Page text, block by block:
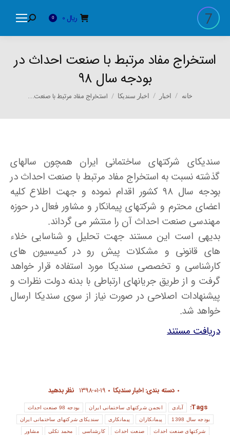
ریال 0
Search:
استخراج مفاد مرتبط با صنعت احداث در
بودجه سال ۹۸
You are here:
خانه اخبار اخبار سندیکا استخراج مفاد مرتبط با صنعت…
سندیکای شرکتهای ساختمانی ایران همچون سالهای
گذشته نسبت به استخراج مفاد مرتبط با صنعت احداث در
بودجه سال ۹۸ کشور اقدام نموده و جهت اطلاع کلیه
اعضای محترم و شرکتهای پیمانکار و مشاور فعال در حوزه
مهندسی صنعت احداث آن را منتشر می گرداند.
بدیهی است این مستند جهت تحلیل و شناسایی خلاء
های قانونی و مشکلات پیش رو در کمیسیون های
کارشناسی و تخصصی سندیکا مورد استفاده قرار خواهد
گرفت و از طریق جریانهای ارتباطی با بدنه دولت نظرات و
پیشنهادات اصلاحی در صورت نیاز از سوی سندیکا ارسال
خواهد شد.
دریافت مستند
دسته بندی:اخبار سندیکا ۱۳۹۸-۰۱-۱۹ نظر بدهید
Tags:
آبادی انجمن شرکتهای ساختمانی ایران بودجه 98 صنعت احداث
بودجه سال 1398 پیمانکاران پیمانکاری سندیکای شرکتهای ساختمانی ایران
شرکتهای صنعت احداث صنعت احداث کارشناسی محمد تکلی مشاور